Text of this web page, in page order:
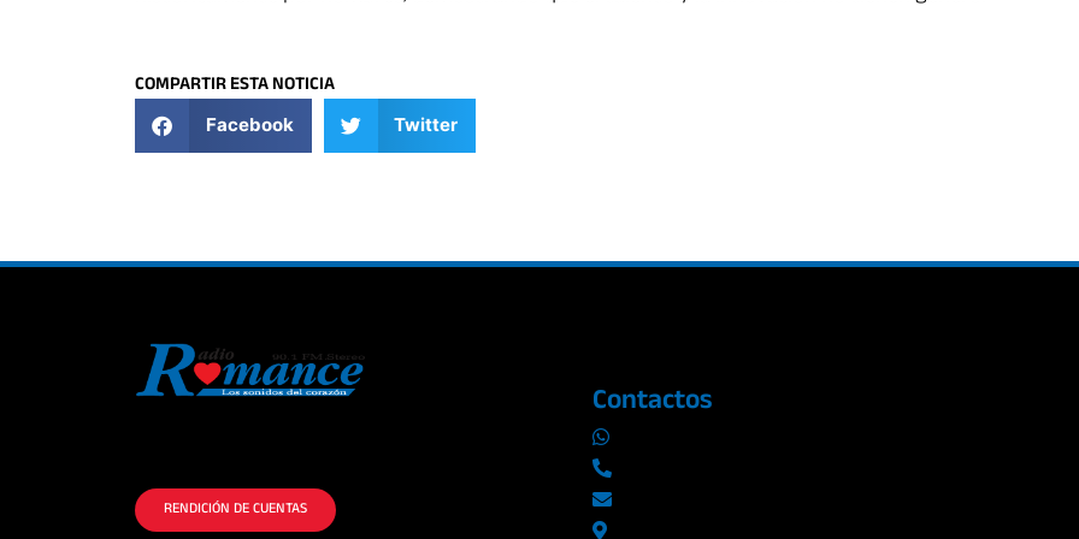
COMPARTIR ESTA NOTICIA
Facebook Twitter
RENDICIÓN DE CUENTAS
Contactos